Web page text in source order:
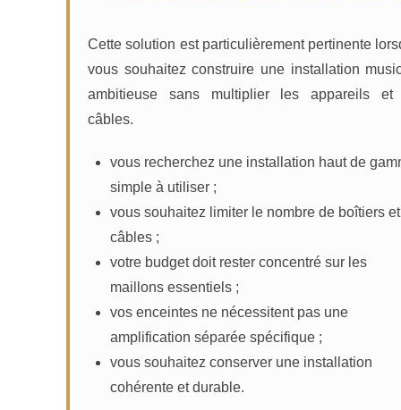
Cette solution est particulièrement pertinente
vous souhaitez construire une installation
ambitieuse sans multiplier les appareils et
câbles.
vous recherchez une installation haut de
simple à utiliser ;
vous souhaitez limiter le nombre de boîtiers
câbles ;
votre budget doit rester concentré sur les
maillons essentiels ;
vos enceintes ne nécessitent pas une
amplification séparée spécifique ;
vous souhaitez conserver une installation
cohérente et durable.